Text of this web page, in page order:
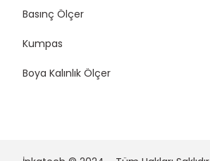
Basınç Ölçer
Kumpas
Boya Kalınlık Ölçer